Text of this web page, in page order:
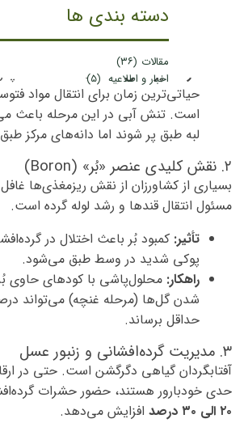
مرحله ستاره‌ای (ظهور غنچه) تا پایان
در این مرحله باعث کوچک ماندن
گلچه‌ها می‌شود.
مرحله پر شدن دانه‌ها:
۲ تا ۳
حیاتی‌ترین زمان برای انتقال مواد
است. تنش آبی در این مرحله باعث
لبه طبق پر شوند اما دانه‌های مرکز
۲. نقش کلیدی عنصر «بُر» (Boron)
بسیاری از کشاورزان از نقش ریزمغذی‌ها
مسئول انتقال قندها و رشد لوله گرده است.
تأثیر: کمبود بُر باعث اختلال در
پوکی شدید در وسط طبق می‌شود.
راهکار: محلول‌پاشی با کودهای حاوی
شدن گل‌ها (مرحله غنچه) می‌تواند
حداقل برساند.
۳. مدیریت گرده‌افشانی و زنبور عسل
آفتابگردان گیاهی دگرگشن است. حتی در
حدی خودبارور هستند، حضور حشرات
۲۰ الی ۳۰ درصد
افزایش می‌دهد.
دسته بندی ها
مقالات (۳۶)
اخبار و اطلاعیه (۵)